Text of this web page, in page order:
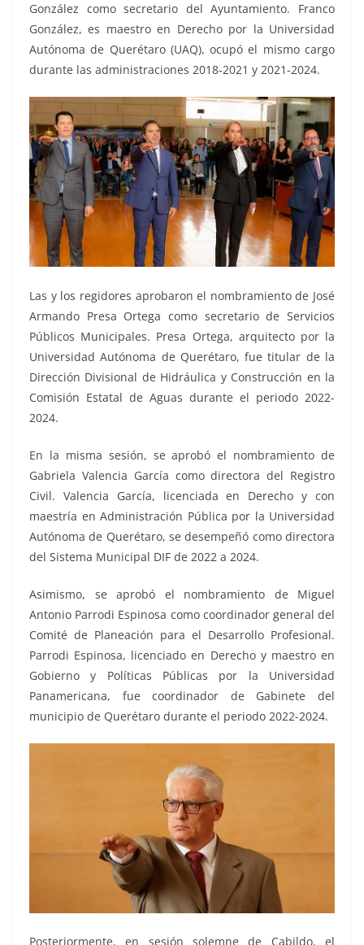
González como secretario del Ayuntamiento. Franco
González, es maestro en Derecho por la Universidad
Autónoma de Querétaro (UAQ), ocupó el mismo cargo
durante las administraciones 2018-2021 y 2021-2024.
Las y los regidores aprobaron el nombramiento de José
Armando Presa Ortega como secretario de Servicios
Públicos Municipales. Presa Ortega, arquitecto por la
Universidad Autónoma de Querétaro, fue titular de la
Dirección Divisional de Hidráulica y Construcción en la
Comisión Estatal de Aguas durante el periodo 2022-
2024.
En la misma sesión, se aprobó el nombramiento de
Gabriela Valencia García como directora del Registro
Civil. Valencia García, licenciada en Derecho y con
maestría en Administración Pública por la Universidad
Autónoma de Querétaro, se desempeñó como directora
del Sistema Municipal DIF de 2022 a 2024.
Asimismo, se aprobó el nombramiento de Miguel
Antonio Parrodi Espinosa como coordinador general del
Comité de Planeación para el Desarrollo Profesional.
Parrodi Espinosa, licenciado en Derecho y maestro en
Gobierno y Políticas Públicas por la Universidad
Panamericana, fue coordinador de Gabinete del
municipio de Querétaro durante el periodo 2022-2024.
Posteriormente, en sesión solemne de Cabildo, el